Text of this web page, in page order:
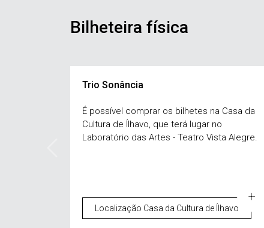
Bilheteira física
Trio Sonância
É possível comprar os bilhetes na Casa da
Cultura de Ílhavo, que terá lugar no
Laboratório das Artes - Teatro Vista Alegre.
Localização Casa da Cultura de Ílhavo